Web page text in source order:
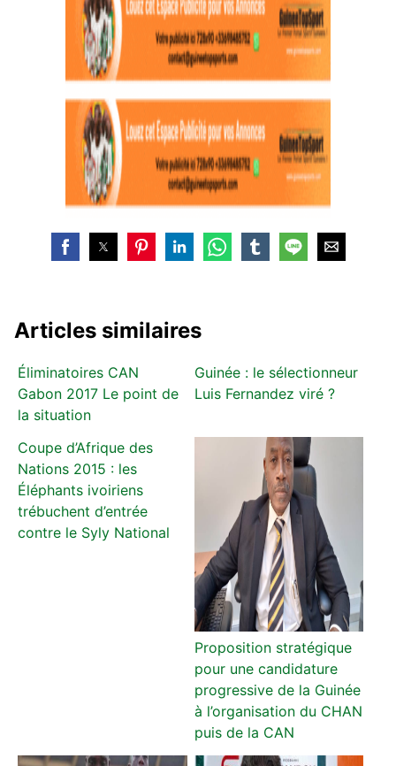
Articles similaires
Éliminatoires CAN
Gabon 2017 Le point de
la situation
Guinée : le sélectionneur
Luis Fernandez viré ?
Coupe d’Afrique des
Nations 2015 : les
Éléphants ivoiriens
trébuchent d’entrée
contre le Syly National
Proposition stratégique
pour une candidature
progressive de la Guinée
à l’organisation du CHAN
puis de la CAN